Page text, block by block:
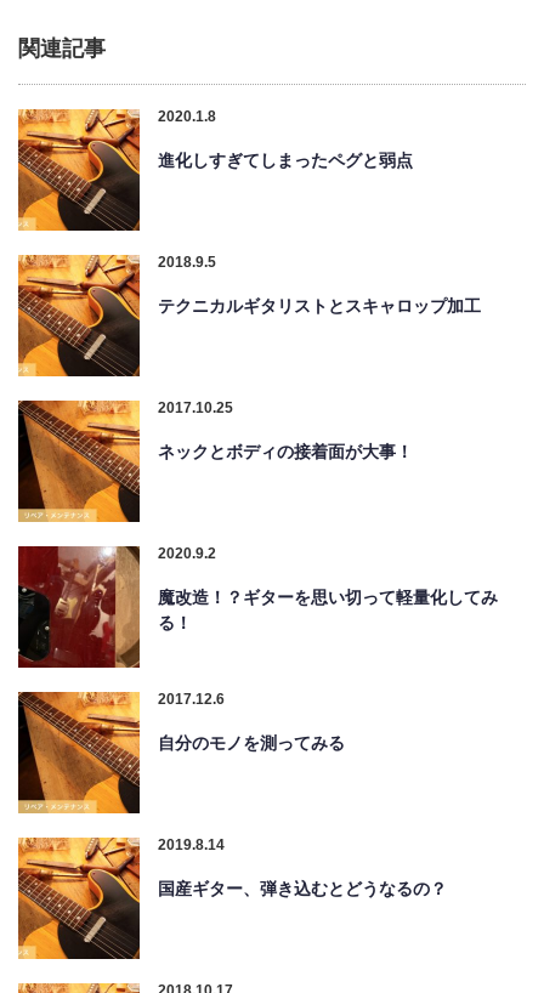
関連記事
2020.1.8
進化しすぎてしまったペグと弱点
2018.9.5
テクニカルギタリストとスキャロップ加工
2017.10.25
ネックとボディの接着面が大事！
2020.9.2
魔改造！？ギターを思い切って軽量化してみ
る！
2017.12.6
自分のモノを測ってみる
2019.8.14
国産ギター、弾き込むとどうなるの？